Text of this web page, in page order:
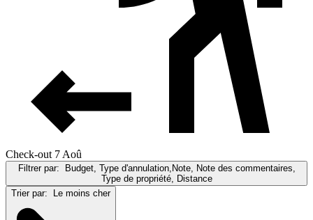
Check-out 7 Aoû
Filtrer par: Budget, Type d'annulation,Note, Note des commentaires,
Type de propriété, Distance
Trier par: Le moins cher